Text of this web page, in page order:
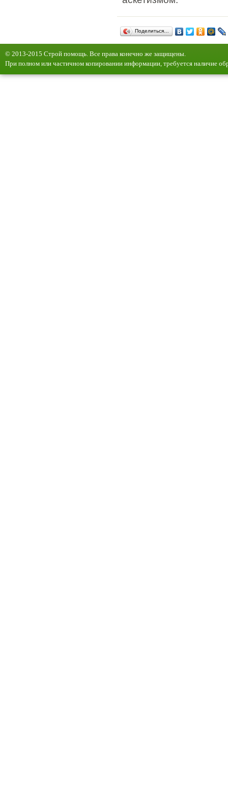
Поделиться…
© 2013-2015 Строй помощь. Все права конечно же защищены.
При полном или частичном копировании информации, требуется наличие